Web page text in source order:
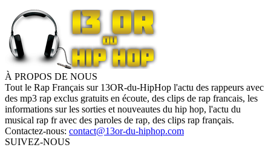
À PROPOS DE NOUS
Tout le Rap Français sur 13OR-du-HipHop l'actu des rappeurs avec
des mp3 rap exclus gratuits en écoute, des clips de rap francais, les
informations sur les sorties et nouveautes du hip hop, l'actu du
musical rap fr avec des paroles de rap, des clips rap français.
Contactez-nous: contact@13or-du-hiphop.com
SUIVEZ-NOUS